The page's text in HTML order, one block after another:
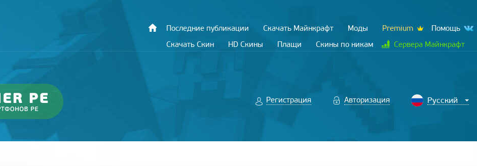
Последние публикации Скачать Майнкрафт Моды Premium
Помощь
Скачать Скин
HD Скины Плащи Скины по никам Сервера Майнкрафт
Регистрация Авторизация